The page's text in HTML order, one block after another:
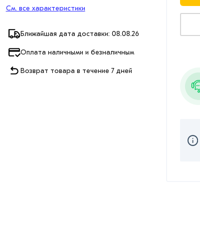
См. все характеристики
Ближайшая дата доставки: 08.08.26
Оплата наличными и безналичным
Возврат товара в течение 7 дней
из